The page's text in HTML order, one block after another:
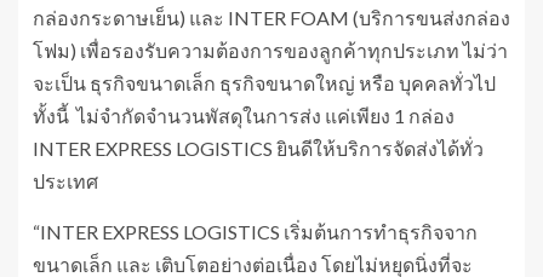
กล่องกระดาษเย็น) และ INTER FOAM (บริการขนส่งกล่อง
โฟม) เพื่อรองรับความต้องการของลูกค้าทุกประเภท ไม่ว่า
จะเป็น ธุรกิจขนาดเล็ก ธุรกิจขนาดใหญ่ หรือ บุคคลทั่วไป
ทั้งนี้ ไม่จำกัดจำนวนพัสดุในการส่ง แค่เพียง 1 กล่อง
INTER EXPRESS LOGISTICS ยินดีให้บริการจัดส่งได้ทั่ว
ประเทศ
“INTER EXPRESS LOGISTICS เริ่มต้นการทำธุรกิจจาก
ขนาดเล็ก และ เติบโตอย่างต่อเนื่อง โดยไม่หยุดนิ่งที่จะ